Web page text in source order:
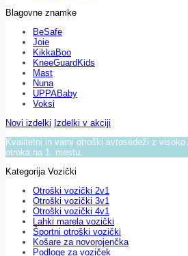
Blagovne znamke
BeSafe
Joie
KikkaBoo
KneeGuardKids
Mast
Nuna
UPPABaby
Voksi
Novi izdelki Izdelki v akciji
Kvalitetni in varni otroški avtosedeži z
otroka na 1. mestu.
Kategorija Vozički
Otroški vozički 2v1
Otroški vozički 3v1
Otroški vozički 4v1
Lahki marela vozički
Športni otroški vozički
Košare za novorojenčka
Podloge za voziček